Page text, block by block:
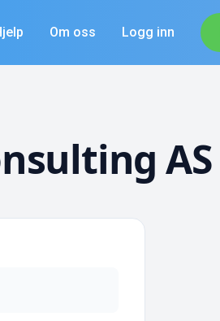
Om oss Logg inn
AS